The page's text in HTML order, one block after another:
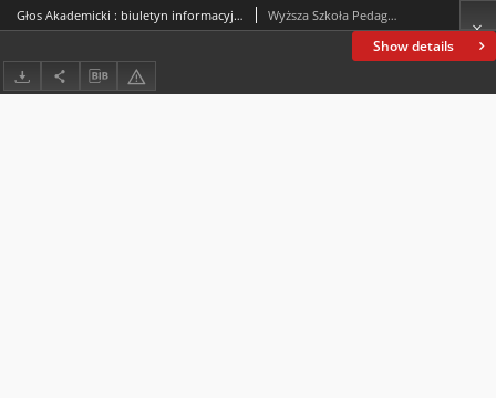
Show details
Głos Akademicki : biuletyn informacyjny WSP. 1997, nr 5 : luty 1997 Wyższa Szkoła Pedagogiczna im. Jana Kochanowskiego (Kielce)